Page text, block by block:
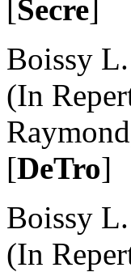
[Secre]
Boissy
(In
[DeTro]
Boissy
(In